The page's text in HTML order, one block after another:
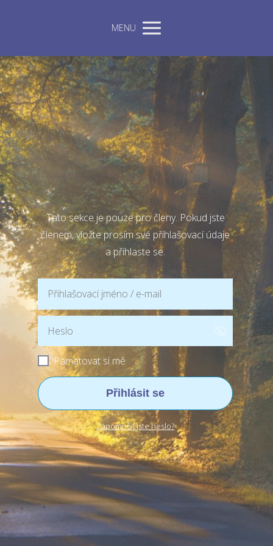
MENU
Tato sekce je pouze pro členy. Pokud jste
členem, vložte prosím své přihlašovací údaje
a přihlaste se.
Pamatovat si mě
Přihlásit se
Zapomněli jste heslo?